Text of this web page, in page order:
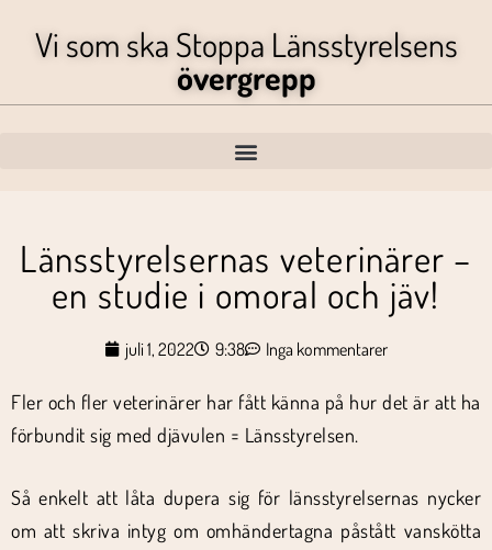
Vi som ska Stoppa Länsstyrelsens
övergrepp
Länsstyrelsernas veterinärer –
en studie i omoral och jäv!
juli 1, 2022 9:38 Inga kommentarer
Fler och fler veterinärer har fått känna på hur det är att ha
förbundit sig med djävulen = Länsstyrelsen.
Så enkelt att låta dupera sig för länsstyrelsernas nycker
om att skriva intyg om omhändertagna påstått vanskötta